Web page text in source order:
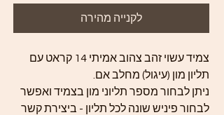
לקנייה מהירה
צמיד עשוי זהב צהוב אמיתי 14 קראט עם
תליון מון (עיגול) מחלב אם.
ניתן לבחור מספר תליוני מון בצמיד ואפשר
לבחור פיניש שונה לכל תליון - ביצירת קשר